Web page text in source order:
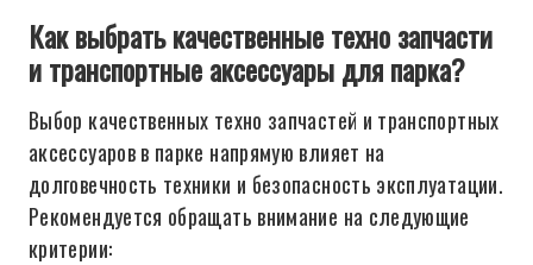
Как выбрать качественные техно запчасти
и транспортные аксессуары для парка?
Выбор качественных техно запчастей и транспортных
аксессуаров в парке напрямую влияет на
долговечность техники и безопасность эксплуатации.
Рекомендуется обращать внимание на следующие
критерии: